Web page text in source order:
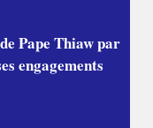
Pape Thiaw par
engagements